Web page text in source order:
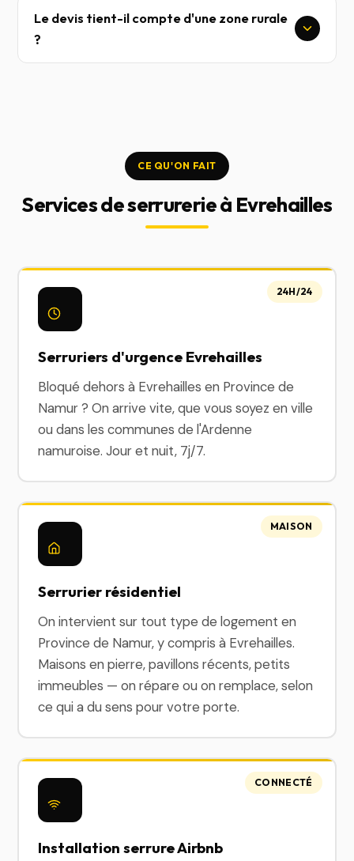
Le devis tient-il compte d'une zone rurale
?
CE QU'ON FAIT
Services de serrurerie à Evrehailles
Serruriers d'urgence Evrehailles
Bloqué dehors à Evrehailles en Province de
Namur ? On arrive vite, que vous soyez en ville
ou dans les communes de l'Ardenne
namuroise. Jour et nuit, 7j/7.
24H/24
Serrurier résidentiel
On intervient sur tout type de logement en
Province de Namur, y compris à Evrehailles.
Maisons en pierre, pavillons récents, petits
immeubles — on répare ou on remplace, selon
ce qui a du sens pour votre porte.
MAISON
Installation serrure Airbnb
CONNECTÉ